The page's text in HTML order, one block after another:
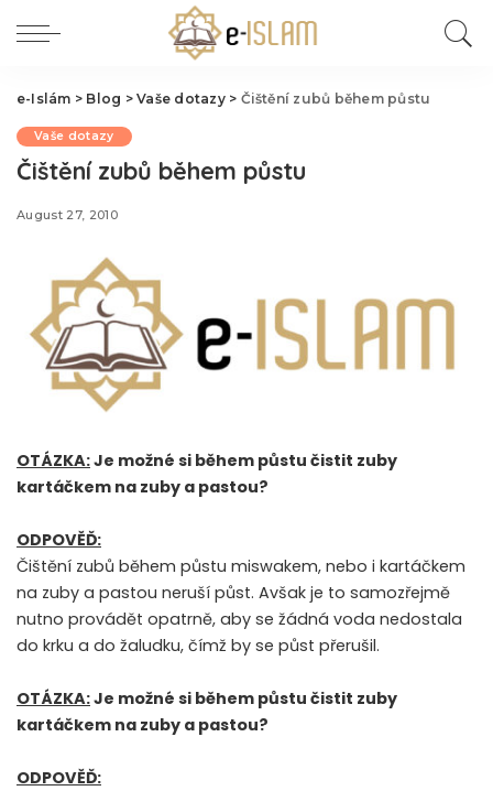
e-Islám > Blog >Vaše dotazy> Čištění zubů během půstu
Vaše dotazy
Čištění zubů během půstu
August 27, 2010
OTÁZKA:Je možné si během půstu čistit zuby
kartáčkem na zuby a pastou?
ODPOVĚĎ:
Čištění zubů během půstu miswakem, nebo i kartáčkem
na zuby a pastou neruší půst. Avšak je to samozřejmě
nutno provádět opatrně, aby se žádná voda nedostala
do krku a do žaludku, čímž by se půst přerušil.
OTÁZKA:Je možné si během půstu čistit zuby
kartáčkem na zuby a pastou?
ODPOVĚĎ: